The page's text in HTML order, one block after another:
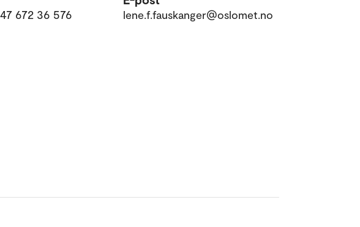
672 36 576 lene.f.fauskanger@oslomet.no